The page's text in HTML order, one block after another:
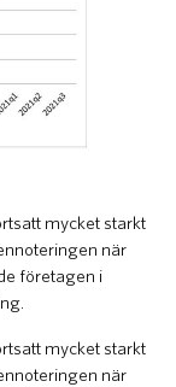
mycket starkt
när
företagen i
mycket starkt
när